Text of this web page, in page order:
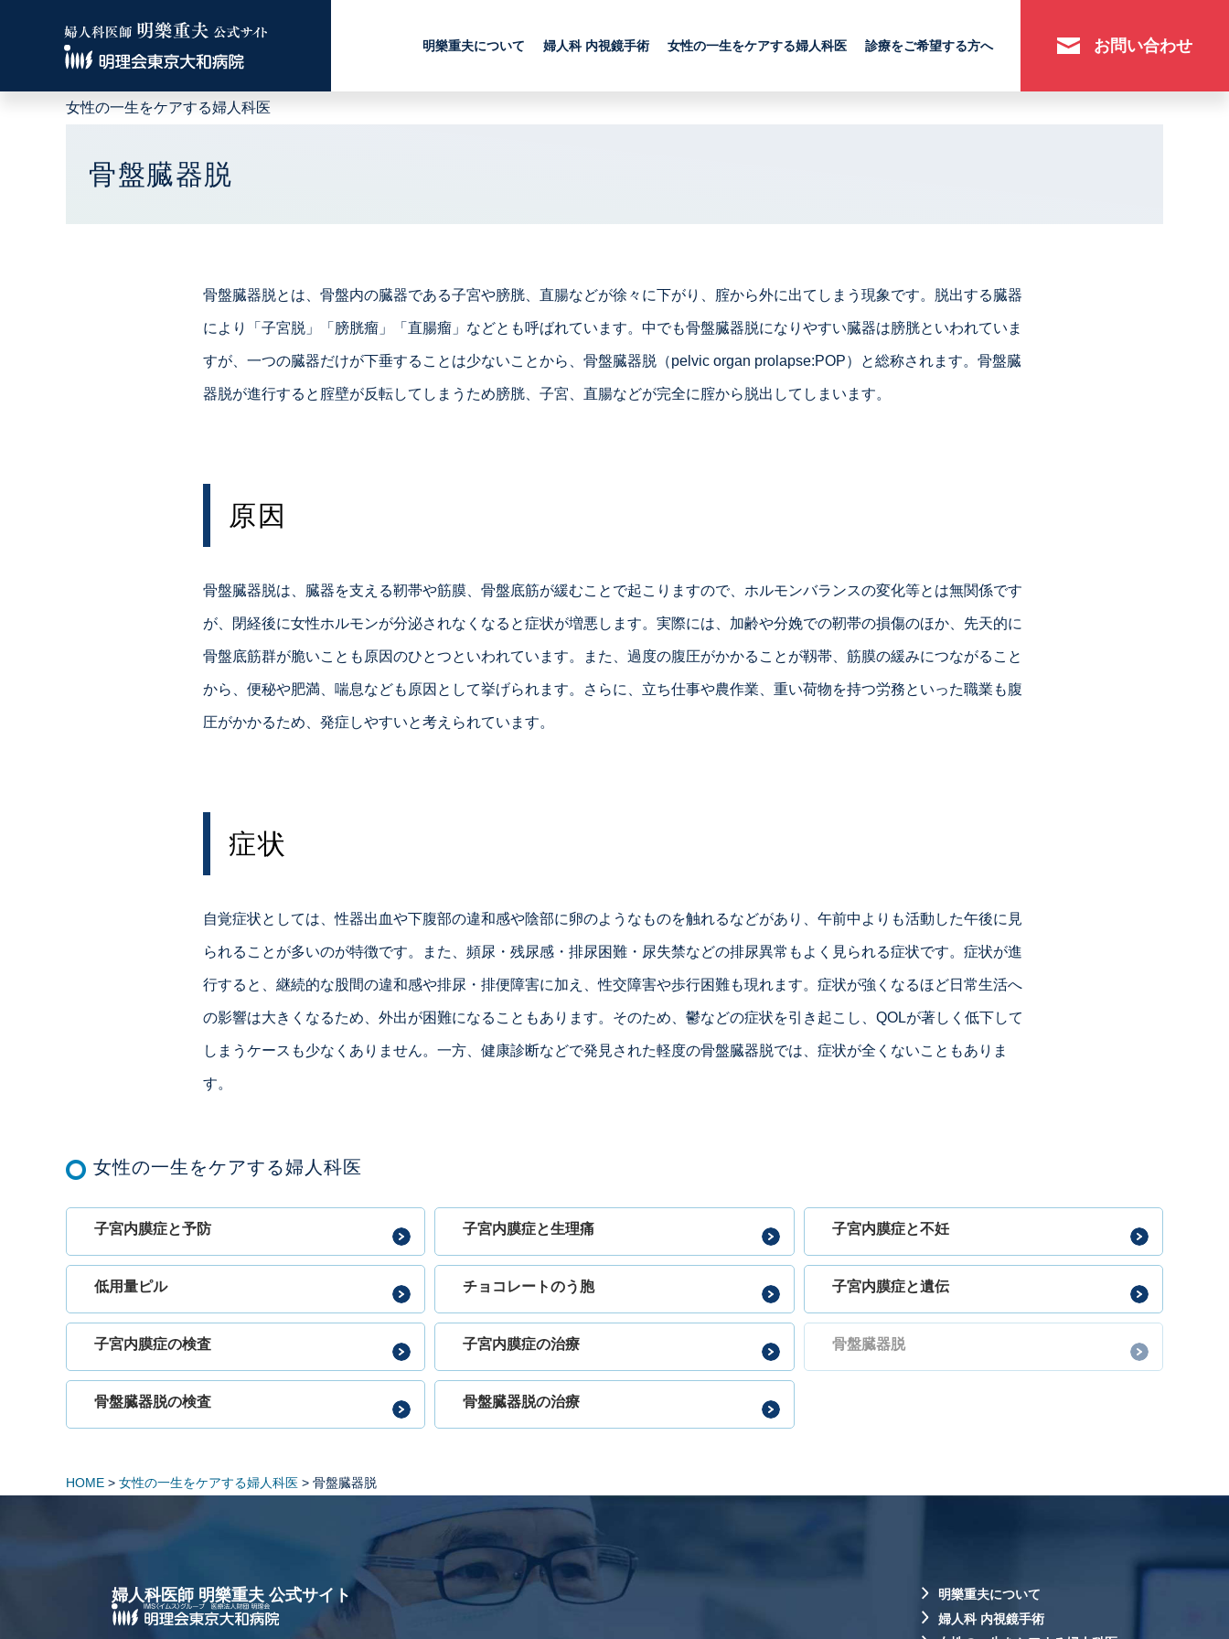
明樂重夫について 婦人科 内視鏡手術 女性の一生をケアする婦人科医 診療をご希望する方へ お問い合わせ
女性の一生をケアする婦人科医
骨盤臓器脱
骨盤臓器脱とは、骨盤内の臓器である子宮や膀胱、直腸などが徐々に下がり、腟から外に出てしまう現象です。脱出する臓器
により「子宮脱」「膀胱瘤」「直腸瘤」などとも呼ばれています。中でも骨盤臓器脱になりやすい臓器は膀胱といわれていま
すが、一つの臓器だけが下垂することは少ないことから、骨盤臓器脱（pelvic organ prolapse:POP）と総称されます。骨盤臓
器脱が進行すると腟壁が反転してしまうため膀胱、子宮、直腸などが完全に腟から脱出してしまいます。
原因
骨盤臓器脱は、臓器を支える靭帯や筋膜、骨盤底筋が緩むことで起こりますので、ホルモンバランスの変化等とは無関係です
が、閉経後に女性ホルモンが分泌されなくなると症状が増悪します。実際には、加齢や分娩での靭帯の損傷のほか、先天的に
骨盤底筋群が脆いことも原因のひとつといわれています。また、過度の腹圧がかかることが靱帯、筋膜の緩みにつながること
から、便秘や肥満、喘息なども原因として挙げられます。さらに、立ち仕事や農作業、重い荷物を持つ労務といった職業も腹
圧がかかるため、発症しやすいと考えられています。
症状
自覚症状としては、性器出血や下腹部の違和感や陰部に卵のようなものを触れるなどがあり、午前中よりも活動した午後に見
られることが多いのが特徴です。また、頻尿・残尿感・排尿困難・尿失禁などの排尿異常もよく見られる症状です。症状が進
行すると、継続的な股間の違和感や排尿・排便障害に加え、性交障害や歩行困難も現れます。症状が強くなるほど日常生活へ
の影響は大きくなるため、外出が困難になることもあります。そのため、鬱などの症状を引き起こし、QOLが著しく低下して
しまうケースも少なくありません。一方、健康診断などで発見された軽度の骨盤臓器脱では、症状が全くないこともありま
す。
女性の一生をケアする婦人科医
子宮内膜症と予防 子宮内膜症と生理痛 子宮内膜症と不妊
低用量ピル チョコレートのう胞 子宮内膜症と遺伝
子宮内膜症の検査 子宮内膜症の治療 骨盤臓器脱
骨盤臓器脱の検査 骨盤臓器脱の治療
HOME > 女性の一生をケアする婦人科医 > 骨盤臓器脱
婦人科医師 明樂重夫 公式サイト
明樂重夫について
婦人科 内視鏡手術